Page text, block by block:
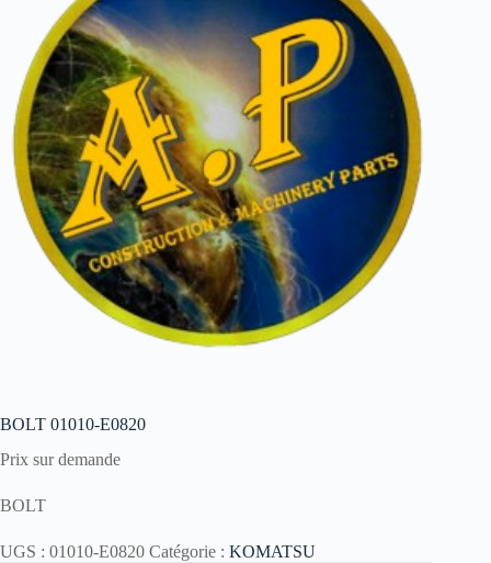
BOLT 01010-E0820
Prix sur demande
BOLT
UGS : 01010-E0820 Catégorie : KOMATSU